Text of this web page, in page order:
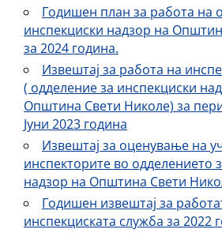
Годишен план за работа на
инспекциски надзор на
за 2024 година.
Извештај за работа на
( одделение за инспекциски
Општина Свети Николе) за
Јуни 2023 година
Извештај за оценување на
инспекторите во одделението
надзор на Општина Свети
Годишен извештај за
инспекциската служба за 2022